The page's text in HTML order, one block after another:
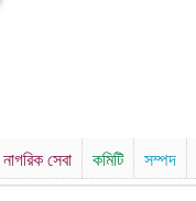
নাগরিক সেবা কমিটি সম্পদ